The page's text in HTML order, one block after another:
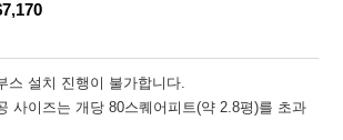
스 설치 진행이 불가합니다.
사이즈는 개당 80스퀘어피트(약 2.8평)를 초과